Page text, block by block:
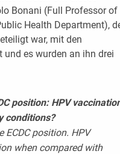
Bonani (Full Professor of
Health Department),
war, mit den
es wurden an ihn drei
position: HPV
conditions?
ECDC position. HPV
when compared with